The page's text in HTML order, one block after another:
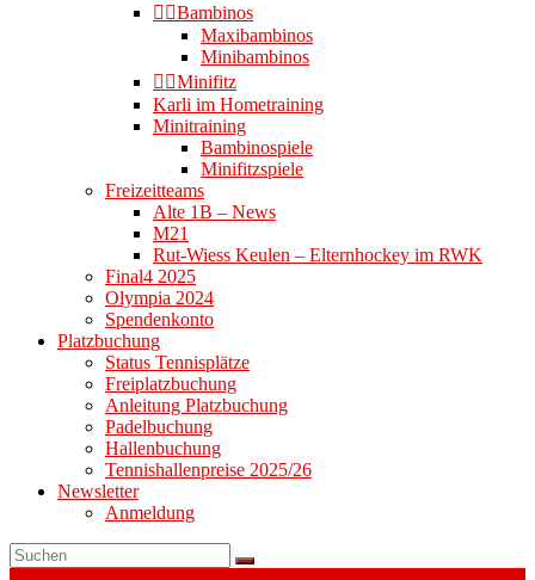
👉🏻Bambinos
Maxibambinos
Minibambinos
👉🏻Minifitz
Karli im Hometraining
Minitraining
Bambinospiele
Minifitzspiele
Freizeitteams
Alte 1B – News
M21
Rut-Wiess Keulen – Elternhockey im RWK
Final4 2025
Olympia 2024
Spendenkonto
Platzbuchung
Status Tennisplätze
Freiplatzbuchung
Anleitung Platzbuchung
Padelbuchung
Hallenbuchung
Tennishallenpreise 2025/26
Newsletter
Anmeldung